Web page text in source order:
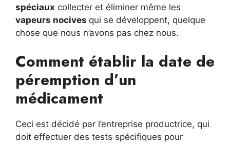
spéciaux collecter et éliminer même les
vapeurs nocives qui se développent, quelque
chose que nous n’avons pas chez nous.
Comment établir la date de
péremption d’un
médicament
Ceci est décidé par l’entreprise productrice, qui
doit effectuer des tests spécifiques pour